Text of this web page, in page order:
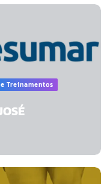
Treinamentos